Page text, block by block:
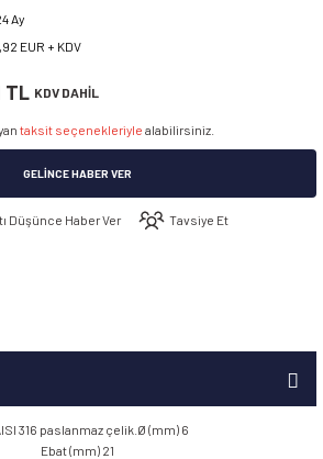
Ay
EUR + KDV
TL KDV DAHİL
taksit seçenekleriyle alabilirsiniz.
GELINCE HABER VER
Düşünce Haber Ver Tavsiye Et
316 paslanmaz çelik.Ø (mm) 6
Ebat (mm) 21